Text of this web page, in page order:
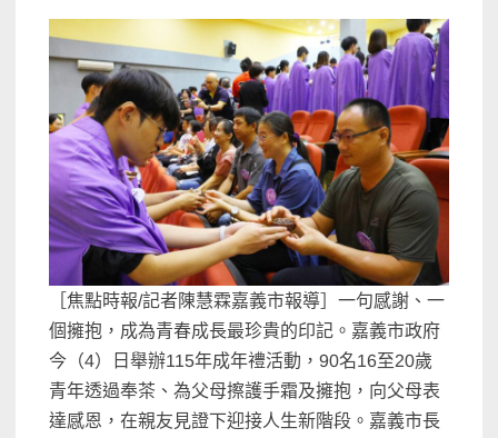
［焦點時報/記者陳慧霖嘉義市報導］一句感謝、一
個擁抱，成為青春成長最珍貴的印記。嘉義市政府
今（4）日舉辦115年成年禮活動，90名16至20歲
青年透過奉茶、為父母擦護手霜及擁抱，向父母表
達感恩，在親友見證下迎接人生新階段。嘉義市長